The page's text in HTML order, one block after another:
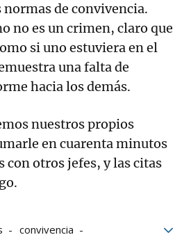
de convivencia.
no es un crimen, claro que
si uno estuviera en el
una falta de
hacia los demás.
nuestros propios
en cuarenta minutos
con otros jefes, y las citas
convivencia